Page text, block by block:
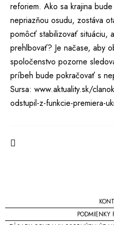
reforiem. Ako sa krajina
nepriazňou osudu, zostáva
pomôcť stabilizovať situáciu,
prehlbovať? Je načase, aby
spoločenstvo pozorne
príbeh bude pokračovať s
Sursa: www.aktuality.sk/
odstupil-z-funkcie-premiera-
PODMIENKY